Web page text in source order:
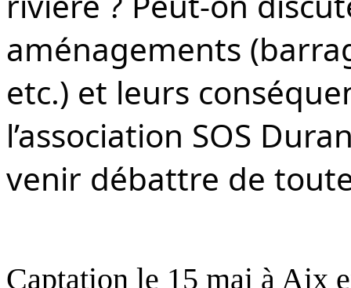
aménagements
etc.) et leurs
l’association SOS
venir débattre de
Captation le 15 mai à Aix